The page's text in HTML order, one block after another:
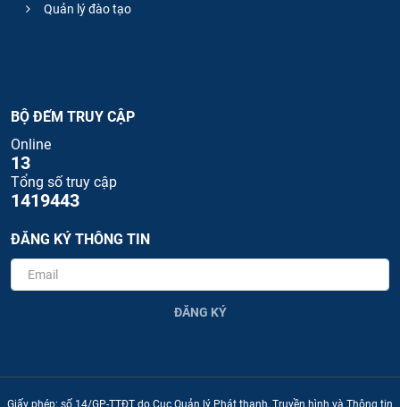
Quản lý đào tạo
BỘ ĐẾM TRUY CẬP
Online
13
Tổng số truy cập
1419443
ĐĂNG KÝ THÔNG TIN
ĐĂNG KÝ
Giấy phép: số 14/GP-TTĐT do Cục Quản lý Phát thanh, Truyền hình và Thông tin